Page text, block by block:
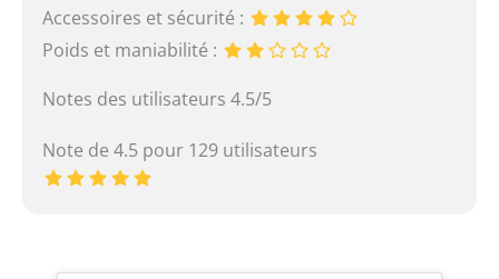
Accessoires et sécurité :
Poids et maniabilité :
Notes des utilisateurs 4.5/5
Note de 4.5 pour 129 utilisateurs